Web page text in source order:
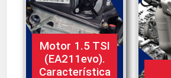
Motor 1.5 TSI
(EA211evo).
Característica